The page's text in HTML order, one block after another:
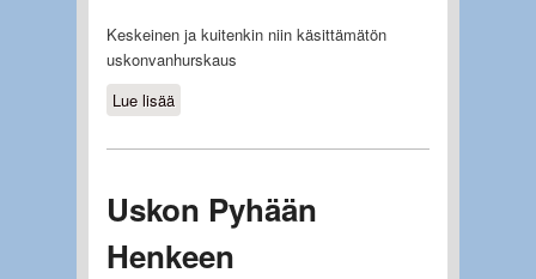
Keskeinen ja kuitenkin niin käsittämätön
uskonvanhurskaus
Lue lisääabout Vanhurskas ja syntinen
Uskon Pyhään
Henkeen